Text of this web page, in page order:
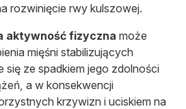
rozwinięcie rwy kulszowej.
aktywność fizyczna może
mięśni stabilizujących
się ze spadkiem jego zdolności
a w konsekwencji
krzywizn i uciskiem na